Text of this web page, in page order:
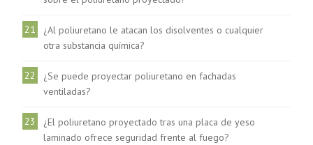
21
¿Al poliuretano le atacan los disolventes o cualquier
otra substancia química?
22
¿Se puede proyectar poliuretano en fachadas
ventiladas?
23
¿El poliuretano proyectado tras una placa de yeso
laminado ofrece seguridad frente al fuego?